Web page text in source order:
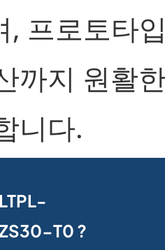
, 프로토타
까지 원활
니다.
T0 ?